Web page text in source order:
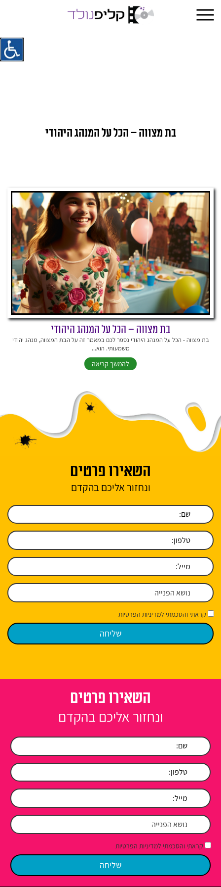
בת מצווה – הכל על המנהג היהודי
בת מצווה – הכל על המנהג היהודי
בת מצווה - הכל על המנהג היהודי נספר לכם במאמר זה על הבת המצווה, מנהג יהודי
משמעותי. הוא...
להמשך קריאה
השאירו פרטים
ונחזור אליכם בהקדם
קראתי והסכמתי למדיניות הפרטיות
השאירו פרטים
ונחזור אליכם בהקדם
קראתי והסכמתי למדיניות הפרטיות